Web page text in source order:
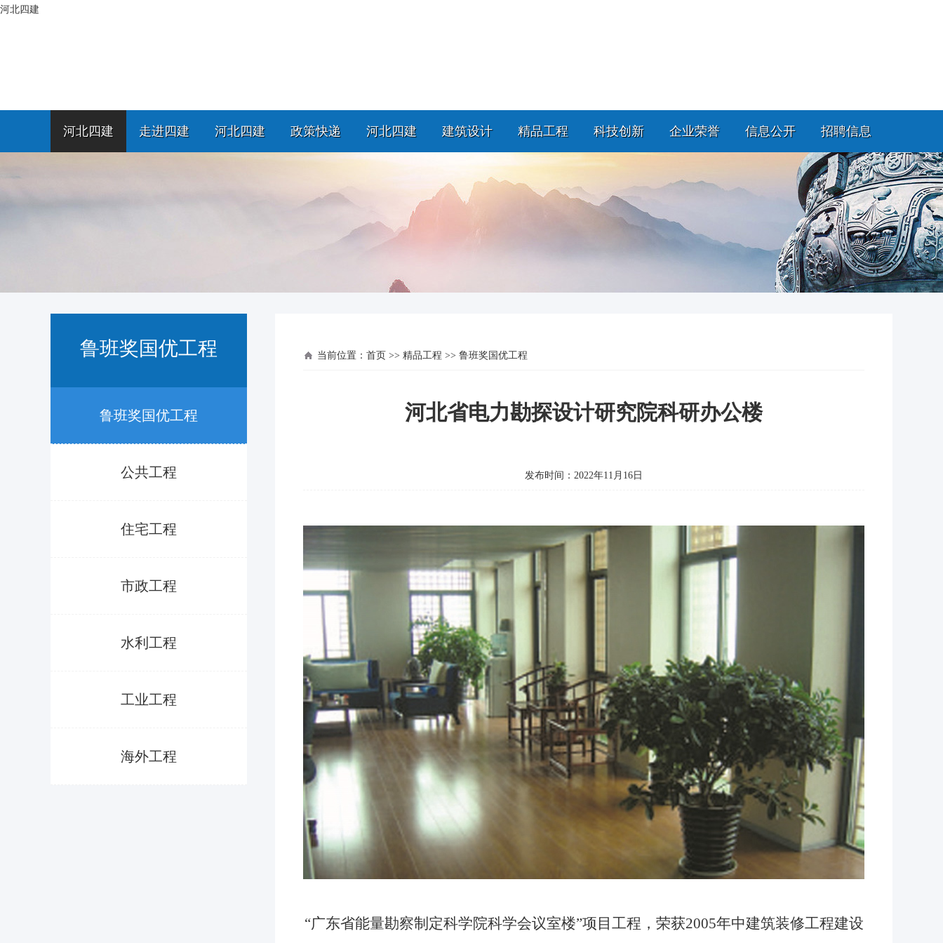
河北四建
河北四建 走进四建 河北四建 政策快递 河北四建 建筑设计 精品工程 科技创新 企业荣誉 信息公开 招聘信息
鲁班奖国优工程
鲁班奖国优工程
公共工程
住宅工程
市政工程
水利工程
工业工程
海外工程
当前位置： 首页 >> 精品工程 >> 鲁班奖国优工程
河北省电力勘探设计研究院科研办公楼
发布时间：2022年11月16日
“广东省能量勘察制定科学院科学会议室楼”项目工程， 荣获2005年中建筑装修工程建设